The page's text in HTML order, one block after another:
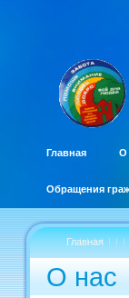
Главная О
Обращения
Главная
О нас